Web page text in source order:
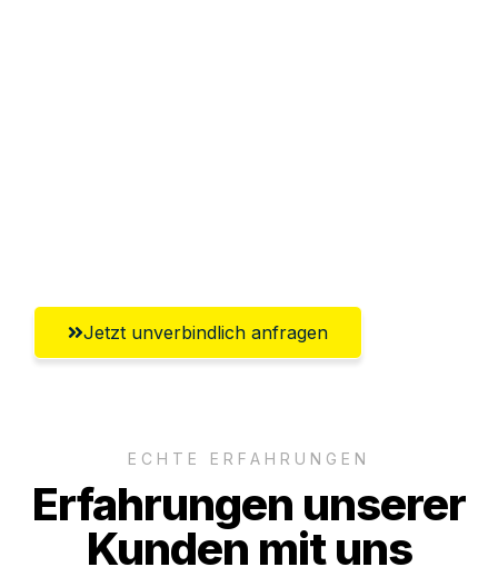
Jetzt unverbindlich anfragen
ECHTE ERFAHRUNGEN
Erfahrungen unserer
Kunden mit uns